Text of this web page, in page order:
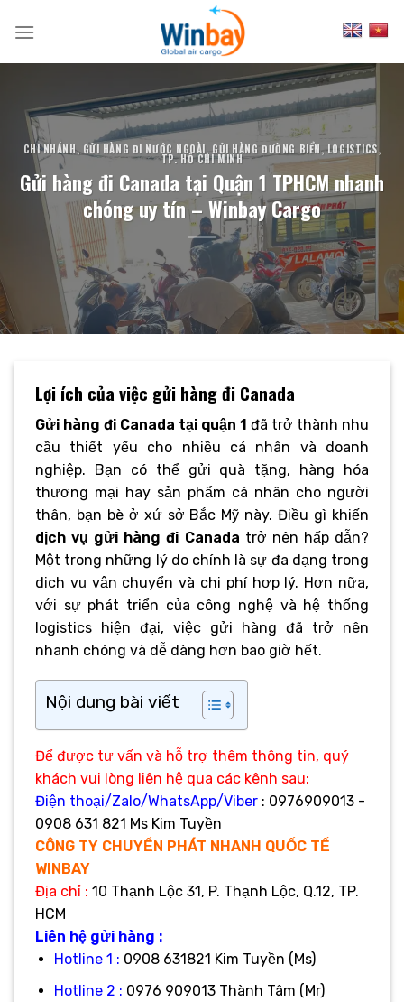
CHI NHÁNH, GỬI HÀNG ĐI NƯỚC NGOÀI,GỬI HÀNG ĐƯỜNG BIỂN,LOGISTICS,
TP. HỒ CHÍ MINH
Gửi hàng đi Canada tại Quận 1 TPHCM nhanh
chóng uy tín – Winbay Cargo
Lợi ích của việc gửi hàng đi Canada
Gửi hàng đi Canada tại quận 1 đã trở thành nhu
cầu thiết yếu cho nhiều cá nhân và doanh
nghiệp. Bạn có thể gửi quà tặng, hàng hóa
thương mại hay sản phẩm cá nhân cho người
thân, bạn bè ở xứ sở Bắc Mỹ này. Điều gì khiến
dịch vụ gửi hàng đi Canada trở nên hấp dẫn?
Một trong những lý do chính là sự đa dạng trong
dịch vụ vận chuyển và chi phí hợp lý. Hơn nữa,
với sự phát triển của công nghệ và hệ thống
logistics hiện đại, việc gửi hàng đã trở nên
nhanh chóng và dễ dàng hơn bao giờ hết.
Nội dung bài viết
Để được tư vấn và hỗ trợ thêm thông tin, quý
khách vui lòng liên hệ qua các kênh sau:
Điện thoại/Zalo/WhatsApp/Viber : 0976909013 -
0908 631 821 Ms Kim Tuyền
CÔNG TY CHUYỂN PHÁT NHANH QUỐC TẾ
WINBAY
Địa chỉ : 10 Thạnh Lộc 31, P. Thạnh Lộc, Q.12, TP.
HCM
Liên hệ gửi hàng :
Hotline 1 : 0908 631821 Kim Tuyền (Ms)
Hotline 2 : 0976 909013 Thành Tâm (Mr)